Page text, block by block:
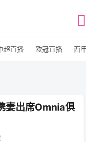
超直播 欧冠直播 西
妻出席Omnia俱